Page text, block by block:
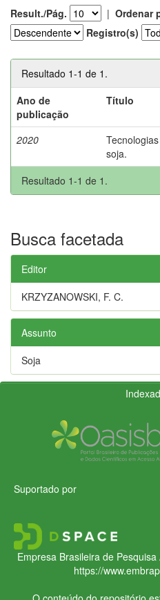
Result./Pág. | Ordenar
Registro(s)
Resultado 1-1 de 1.
Ano de
publicação
Título
2020
soja.
Resultado 1-1 de 1.
Busca facetada
Editor
KRZYZANOWSKI, F. C.
Assunto
Soja
Suportado por
Empresa Brasileira de
https://